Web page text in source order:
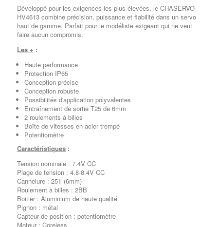
Développé pour les exigences les plus élevées, le CHASERVO
HV4613 combine précision, puissance et fiabilité dans un servo
haut de gamme. Parfait pour le modéliste exigeant qui ne veut
faire aucun compromis.
Les + :
Haute performance
Protection IP65
Conception précise
Conception robuste
Possibilités d'application polyvalentes
Entraînement de sortie T25 de 6mm
2 roulements à billes
Boîte de vitesses en acier trempé
Potentiomètre
Caractéristiques :
Tension nominale : 7.4V CC
Plage de tension : 4.8-8.4V CC
Cannelure : 25T (6mm)
Roulement à billes : 2BB
Boitier : Aluminium de haute qualité
Pignon : métal
Capteur de position : potentiomètre
Moteur : Coreless